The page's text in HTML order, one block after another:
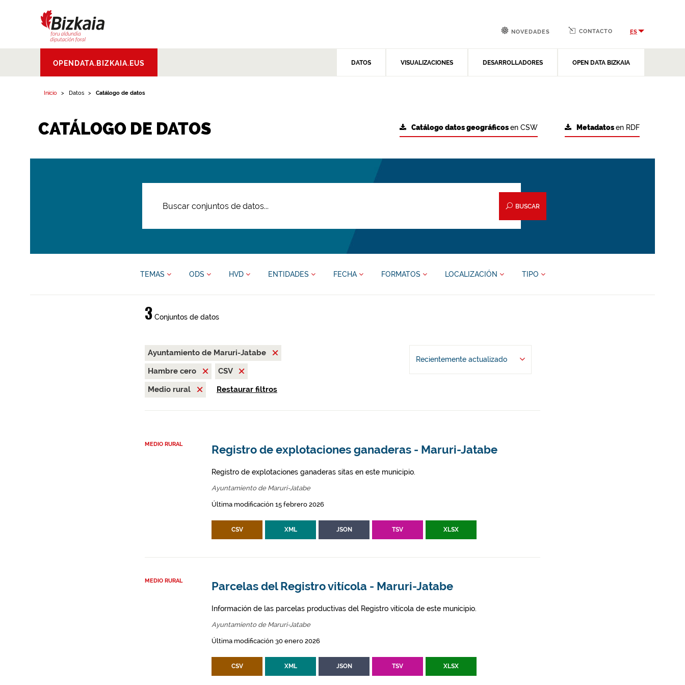
Aldundia.Diputacion
Foral de Bizkaia
OPENDATA.BIZKAIA.EUS DATOS VISUALIZACIONES DESARROLLADORES OPEN DATA BIZKAIA
NOVEDADES CONTACTO ES
Inicio Datos Catálogo de datos
CATÁLOGO DE DATOS Metadatosen RDF
Catálogo datos geográficosen CSW
BUSCAR
TEMAS ODS HVD ENTIDADES FECHA FORMATOS LOCALIZACIÓN TIPO
3Conjuntos de datos
Ayuntamiento de Maruri-Jatabe
Hambre cero
CSV
Medio rural
Restaurar filtros
Recientemente actualizado
MEDIO RURAL Registro de explotaciones ganaderas - Maruri-Jatabe
Registro de explotaciones ganaderas sitas en este municipio.
Ayuntamiento de Maruri-Jatabe
Última modificación 15 febrero 2026
CSV XML JSON TSV XLSX
MEDIO RURAL Parcelas del Registro vitícola - Maruri-Jatabe
Información de las parcelas productivas del Registro vitícola de este municipio.
Ayuntamiento de Maruri-Jatabe
Última modificación 30 enero 2026
CSV XML JSON TSV XLSX